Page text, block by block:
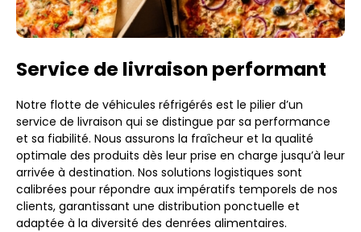
Service de livraison performant
Notre flotte de véhicules réfrigérés est le pilier d’un
service de livraison qui se distingue par sa performance
et sa fiabilité. Nous assurons la fraîcheur et la qualité
optimale des produits dès leur prise en charge jusqu’à leur
arrivée à destination. Nos solutions logistiques sont
calibrées pour répondre aux impératifs temporels de nos
clients, garantissant une distribution ponctuelle et
adaptée à la diversité des denrées alimentaires.